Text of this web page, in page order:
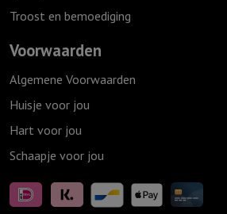
Troost en bemoediging
Voorwaarden
Algemene Voorwaarden
Huisje voor jou
Hart voor jou
Schaapje voor jou